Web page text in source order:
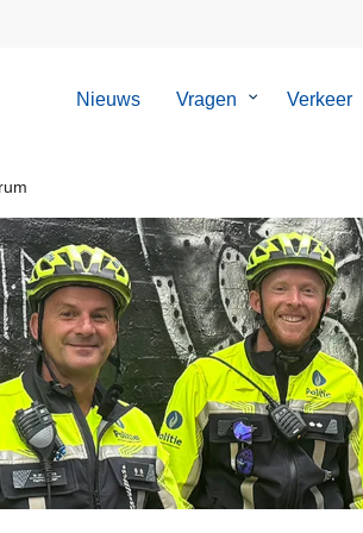
Nieuws Vragen
Submenu
Verkeer